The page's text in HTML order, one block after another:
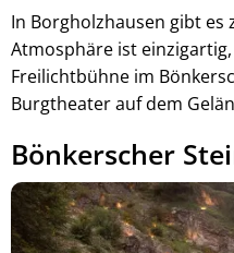
In Borgholzhausen gibt es
Atmosphäre ist
Freilichtbühne im
Burgtheater auf dem
Bönkerscher